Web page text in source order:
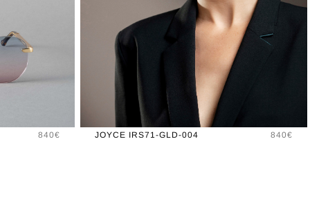
Prix
840€ JOYCE IRS71-GLD-004 Prix
840€